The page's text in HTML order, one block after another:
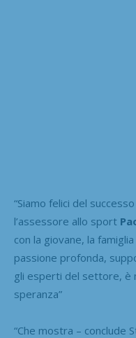
“Siamo felici del
l’assessore allo sport
con la giovane, la
passione profonda,
gli esperti del settore, è
speranza”
“Che mostra – conclude